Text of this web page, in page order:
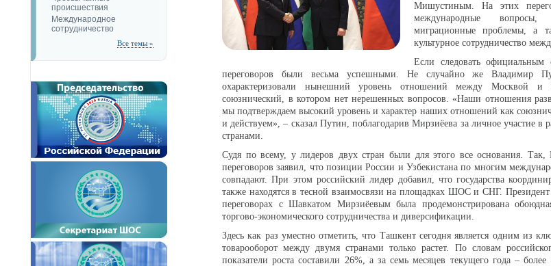
происшествия
Международное
сотрудничество
Все темы »
Мишустиным. На этих
международные вопросы,
миграционные проблемы, а
культурное сотрудничество
Если следовать
переговоров были весьма успешными. Не случайно же Владимир
охарактеризовали нынешний уровень отношений между Москвой
союзнический, в котором нет нерешенных вопросов. «Наши отношения
мы подтверждаем высокий уровень и характер наших отношений как
и действуем», – сказал Путин, поблагодарив Мирзиёева за личное участие в
странами.
Судя по всему, у лидеров двух стран были для этого все основания.
переговоров заявил, что позиции России и Узбекистана по многим
совпадают. При этом российский лидер добавил, что государства
также находятся в тесной взаимосвязи на площадках ШОС и СНГ. Президент
переговорах с Шавкатом Мирзиёевым была продемонстрирована
торгово-экономического сотрудничества и диверсификации.
Здесь как раз уместно отметить, что Ташкент сегодня является одним из
товарооборот между двумя странами только растет. По словам
показатели роста составили 26%, а за семь месяцев текущего года –